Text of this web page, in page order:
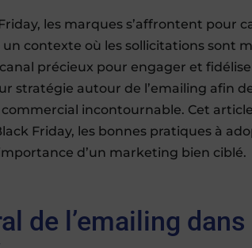
les marques s’affrontent pour
contexte où les sollicitations sont
précieux pour engager et
stratégie autour de l’emailing afin
incontournable. Cet
Friday, les bonnes pratiques à
d’un marketing bien ciblé.
de l’emailing